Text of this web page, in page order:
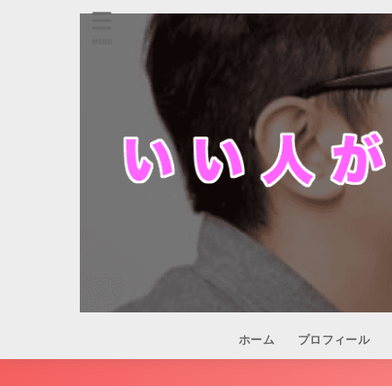
ホーム プロフィール